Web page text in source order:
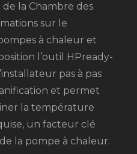
la Chambre des
sur le
à chaleur et
l’outil HPready-
pas à pas
et permet
la température
un facteur clé
la pompe à chaleur.